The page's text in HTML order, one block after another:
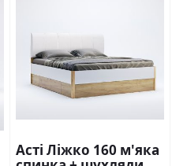
Асті Ліжко 160 м'яка